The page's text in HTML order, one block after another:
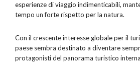
esperienze di viaggio indimenticabili,
tempo un forte rispetto per la natura.
Con il crescente interesse globale per il
paese sembra destinato a diventare
protagonisti del panorama turistico